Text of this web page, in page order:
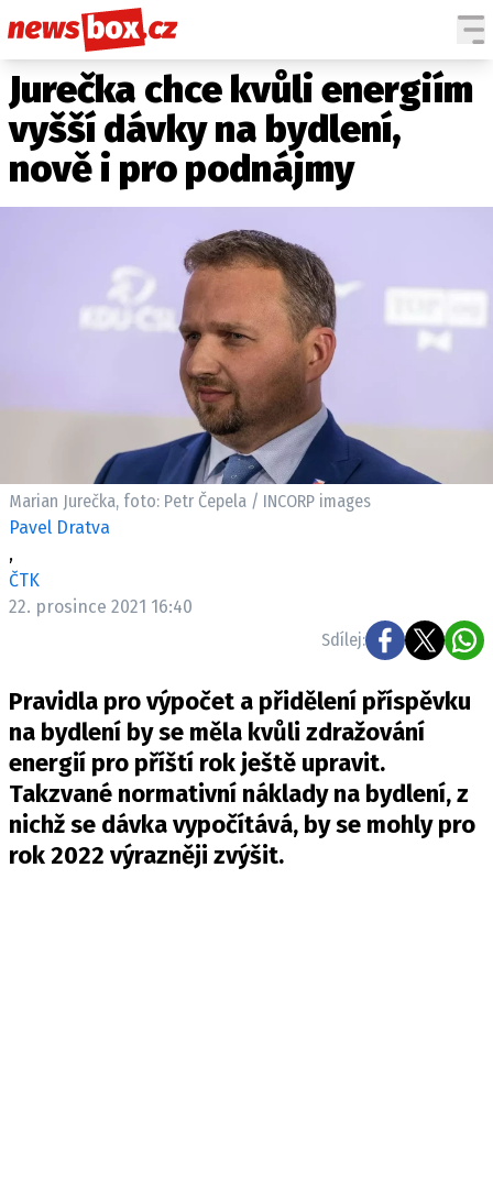
DOMÁCÍ
ZAHRANIČÍ
POČASÍ
KRIMI
SPOLEČNOST
ČESKÉ CELEBRITY
SVĚTOVÉ CELEBRITY
SLEDUJTE NÁS NA|
Máte příběh, fotku nebo video?
Pošlete e-mail na newsbox.cz
INZERCE
OSOBNÍ ÚDAJE / COOKIES
VOLNÁ MÍSTA
Jurečka chce kvůli energiím
vyšší dávky na bydlení,
nově i pro podnájmy
Marian Jurečka, foto: Petr Čepela / INCORP images
Pavel Dratva
,
ČTK
22. prosince 2021 16:40
Sdílej:
Pravidla pro výpočet a přidělení příspěvku
na bydlení by se měla kvůli zdražování
energií pro příští rok ještě upravit.
Takzvané normativní náklady na bydlení, z
nichž se dávka vypočítává, by se mohly pro
rok 2022 výrazněji zvýšit.